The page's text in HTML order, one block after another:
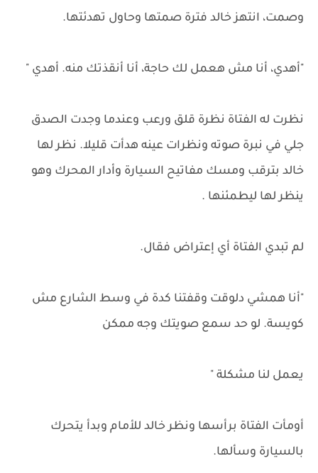
وصمت، انتهز خالد فترة صمتها وحاول تهدئتها.
"أهدي، أنا مش هعمل لك حاجة، أنا أنقذتك منه. أهدي "
نظرت له الفتاة نظرة قلق ورعب وعندما وجدت الصدق
جلي في نبرة صوته ونظرات عينه هدأت قليلا. نظر لها
خالد بترقب ومسك مفاتيح السيارة وأدار المحرك وهو
ينظر لها ليطمئنها .
لم تبدي الفتاة أي إعتراض فقال.
"أنا همشي دلوقت وقفتنا كدة في وسط الشارع مش
كويسة. لو حد سمع صويتك وجه ممكن
يعمل لنا مشكلة "
أومأت الفتاة برأسها ونظر خالد للأمام وبدأ يتحرك
بالسيارة وسألها.